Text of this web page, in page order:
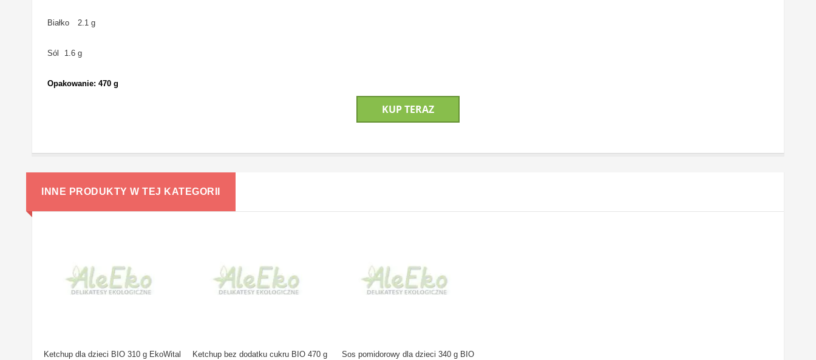
Białko 2.1 g
Sól 1.6 g
Opakowanie: 470 g
KUP TERAZ
INNE PRODUKTY W TEJ KATEGORII
Ketchup dla dzieci BIO 310 g EkoWital
Ketchup bez dodatku cukru BIO 470 g
Sos pomidorowy dla dzieci 340 g BIO